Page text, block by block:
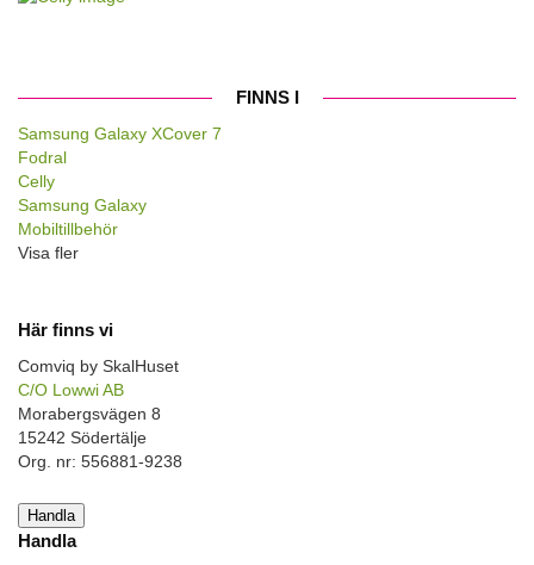
FINNS I
Samsung Galaxy XCover 7
Fodral
Celly
Samsung Galaxy
Mobiltillbehör
Visa fler
Här finns vi
Comviq by SkalHuset
C/O Lowwi AB
Morabergsvägen 8
15242 Södertälje
Org. nr: 556881-9238
Handla
Handla